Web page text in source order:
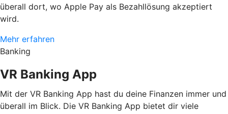
überall dort, wo Apple Pay als Bezahllösung akzeptiert
wird.
Mehr erfahren
Banking
VR Banking App
Mit der VR Banking App hast du deine Finanzen immer und
überall im Blick. Die VR Banking App bietet dir viele